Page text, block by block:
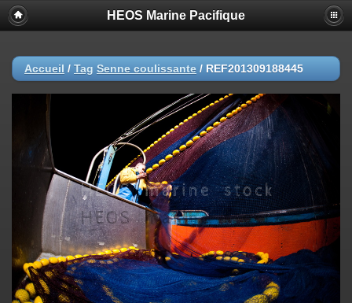
HEOS Marine Pacifique
Accueil / Tag Senne coulissante / REF201309188445